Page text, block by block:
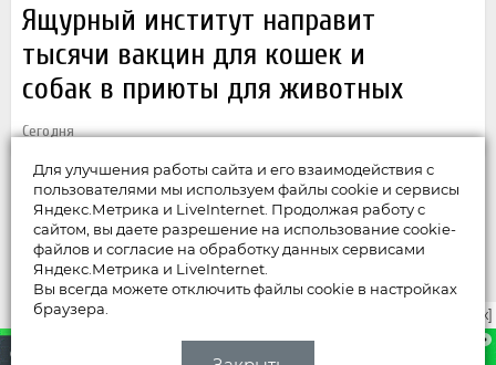
Ящурный институт направит
тысячи вакцин для кошек и
собак в приюты для животных
Сегодня
НОВОСТИ
Мусорный тонар искалечил «Ладу
Весту»
Вчера закрыть [x]
Для улучшения работы сайта и его взаимодействия с
пользователями мы используем файлы cookie и сервисы
Яндекс.Метрика и LiveInternet. Продолжая работу с
сайтом, вы даете разрешение на использование cookie-
файлов и согласие на обработку данных сервисами
Яндекс.Метрика и LiveInternet.
Вы всегда можете отключить файлы cookie в настройках
браузера.